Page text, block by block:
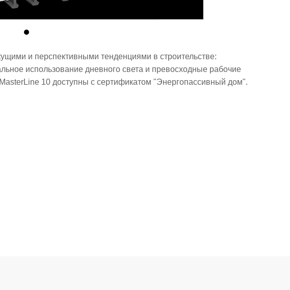
и перспективными тенденциями в строительстве:
использование дневного света и превосходные рабочие
10 доступны с сертификатом "Энергопассивный дом".